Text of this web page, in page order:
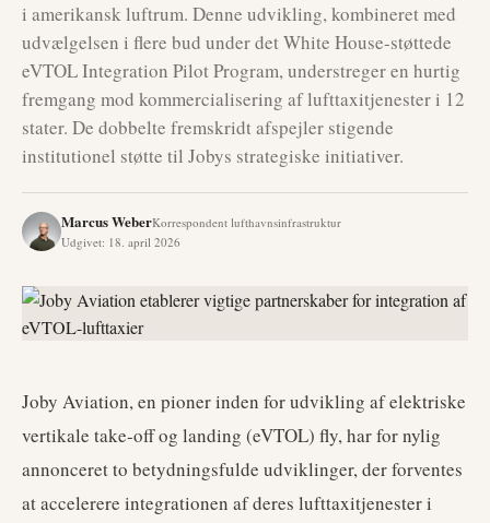
i amerikansk luftrum. Denne udvikling, kombineret med
udvælgelsen i flere bud under det White House-støttede
eVTOL Integration Pilot Program, understreger en hurtig
fremgang mod kommercialisering af lufttaxitjenester i 12
stater. De dobbelte fremskridt afspejler stigende
institutionel støtte til Jobys strategiske initiativer.
Marcus WeberKorrespondent lufthavnsinfrastruktur
Udgivet: 18. april 2026
Joby Aviation, en pioner inden for udvikling af elektriske
vertikale take-off og landing (eVTOL) fly, har for nylig
annonceret to betydningsfulde udviklinger, der forventes
at accelerere integrationen af deres lufttaxitjenester i